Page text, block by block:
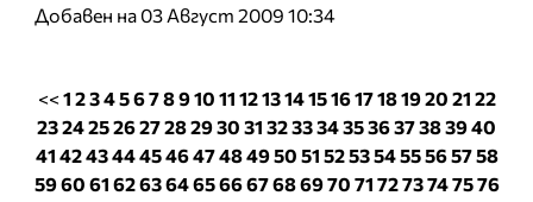
Добавен на 03 Август 2009 10:34
<<1 2345678910 11 121314151617181920 21 22
2324252627282930 31 323334353637383940
41 424344454647484950 51 52535455565758
5960 61 626364656667686970 71 7273747576